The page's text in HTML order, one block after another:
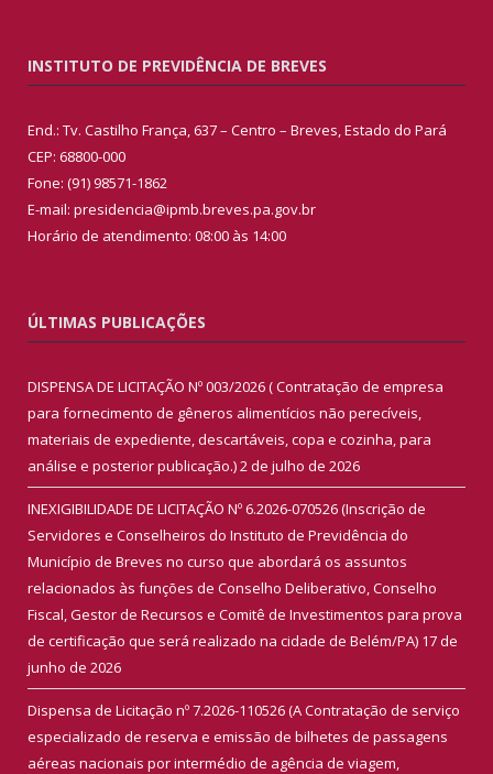
INSTITUTO DE PREVIDÊNCIA DE BREVES
End.: Tv. Castilho França, 637 – Centro – Breves, Estado do Pará
CEP: 68800-000
Fone: (91) 98571-1862
E-mail: presidencia@ipmb.breves.pa.gov.br
Horário de atendimento: 08:00 às 14:00
ÚLTIMAS PUBLICAÇÕES
DISPENSA DE LICITAÇÃO Nº 003/2026 ( Contratação de empresa
para fornecimento de gêneros alimentícios não perecíveis,
materiais de expediente, descartáveis, copa e cozinha, para
análise e posterior publicação.)2 de julho de 2026
INEXIGIBILIDADE DE LICITAÇÃO Nº 6.2026-070526 (Inscrição de
Servidores e Conselheiros do Instituto de Previdência do
Município de Breves no curso que abordará os assuntos
relacionados às funções de Conselho Deliberativo, Conselho
Fiscal, Gestor de Recursos e Comitê de Investimentos para prova
de certificação que será realizado na cidade de Belém/PA) 17 de
junho de 2026
Dispensa de Licitação nº 7.2026-110526 (A Contratação de serviço
especializado de reserva e emissão de bilhetes de passagens
aéreas nacionais por intermédio de agência de viagem,